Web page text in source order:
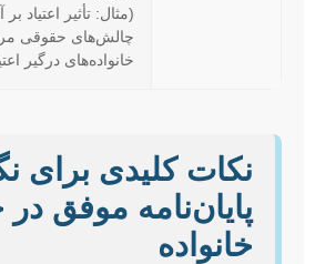
(مثال: تأثیر اعتیاد
چالش‌های حقوقی
خانواده‌های درگیر
نکات کلیدی برای
پایان‌نامه موفق
خانواده